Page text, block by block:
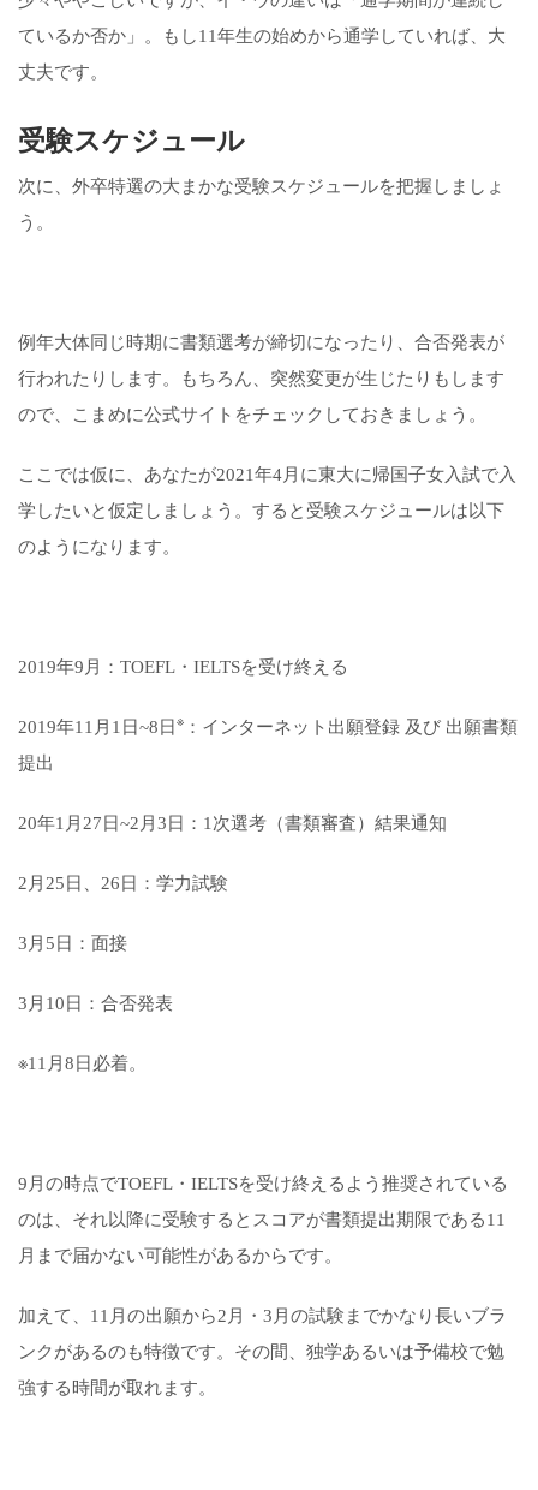
ているか否か」。もし11年生の始めから通学していれば、大
丈夫です。
受験スケジュール
次に、外卒特選の大まかな受験スケジュールを把握しましょ
う。
例年大体同じ時期に書類選考が締切になったり、合否発表が
行われたりします。もちろん、突然変更が生じたりもします
ので、こまめに公式サイトをチェックしておきましょう。
ここでは仮に、あなたが2021年4月に東大に帰国子女入試で入
学したいと仮定しましょう。すると受験スケジュールは以下
のようになります。
2019年9月：TOEFL・IELTSを受け終える
2019年11月1日~8日 ※ ：インターネット出願登録 及び 出願書類
提出
20年1月27日~2月3日：1次選考（書類審査）結果通知
2月25日、26日：学力試験
3月5日：面接
3月10日：合否発表
※11月8日必着。
9月の時点でTOEFL・IELTSを受け終えるよう推奨されている
のは、それ以降に受験するとスコアが書類提出期限である11
月まで届かない可能性があるからです。
加えて、11月の出願から2月・3月の試験までかなり長いブラ
ンクがあるのも特徴です。その間、独学あるいは予備校で勉
強する時間が取れます。